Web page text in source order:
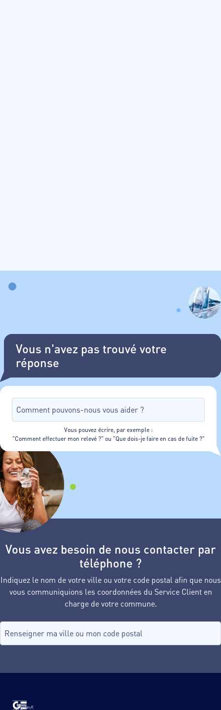
Vous n'avez pas trouvé votre
réponse
Vous pouvez écrire, par exemple :
"Comment effectuer mon relevé ?" ou "Que dois-je faire en cas de fuite ?"
Vous avez besoin de nous contacter par
téléphone ?
Indiquez le nom de votre ville ou votre code postal afin que nous
vous communiquions les coordonnées du Service Client en
charge de votre commune.
Recherche de commune, tapez dans le champ puis